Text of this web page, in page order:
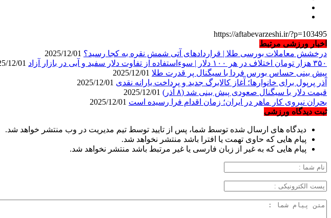
https://aftabevarzeshi.ir/?p=103495
اخبار ورزشی مرتبط
درخشش معاملات بورسی طلا | قراردادهای آتی شمش نقره به کجا رسید؟
۳۵۰ هزار تومان اختلاف در هر ۱۰۰ دلار | سوءاستفاده از تفاوت دلار سفید و آبی در بازار آزاد
پیش بینی حساس بورس فردا با سیگنال پر قدرت طلا
آذر پرپول برای خانوارها؛ آغاز کالابرگ جدید و پرداخت یارانه نقدی
قیمت دلار با سیگنال صعودی پیش بینی شد (۸ آذر)
بحران نیروی کار ماهر در ایران؛ زمان اقدام فرا رسیده است
ثبت دیدگاه ورزشی
دیدگاه های ارسال شده توسط شما، پس از تایید توسط تیم مدیریت در وب منتشر خواهد شد.
پیام هایی که حاوی تهمت یا افترا باشد منتشر نخواهد شد.
پیام هایی که به غیر از زبان فارسی یا غیر مرتبط باشد منتشر نخواهد شد.